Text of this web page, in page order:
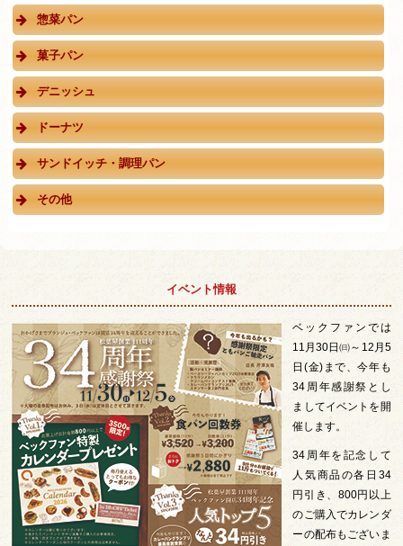
惣菜パン
菓子パン
デニッシュ
ドーナツ
サンドイッチ・調理パン
その他
イベント情報
ベックファンでは
11月30日㈰～12月5
日(金)まで、今年も
34周年感謝祭とし
ましてイベントを開
催します。
34周年を記念して
人気商品の各日34
円引き、800円以上
のご購入でカレンダ
ーの配布もございま